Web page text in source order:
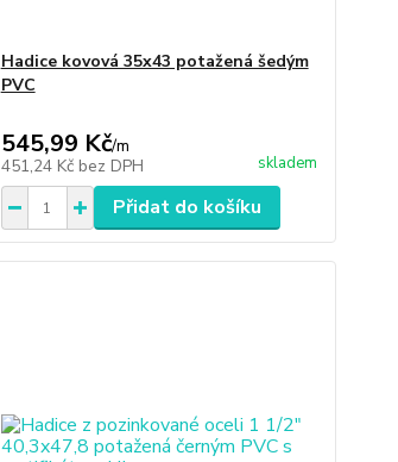
Hadice kovová 35x43 potažená šedým
PVC
545,99 Kč/m
451,24 Kč bez DPH skladem
Přidat do košíku